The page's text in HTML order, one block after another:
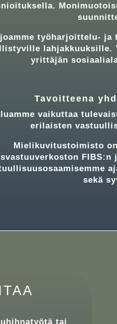
työharjoittelu- ja
lahjakkuuksille.
yrittäjän
Tavoitteena
vaikuttaa
erilaisten
Mielikuvitustoimisto
FIBS:n
sekä
tai